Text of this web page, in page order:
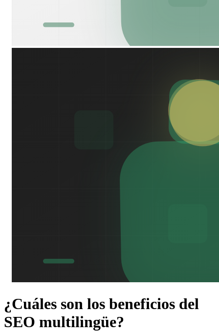
¿Cuáles son los beneficios del
SEO multilingüe?